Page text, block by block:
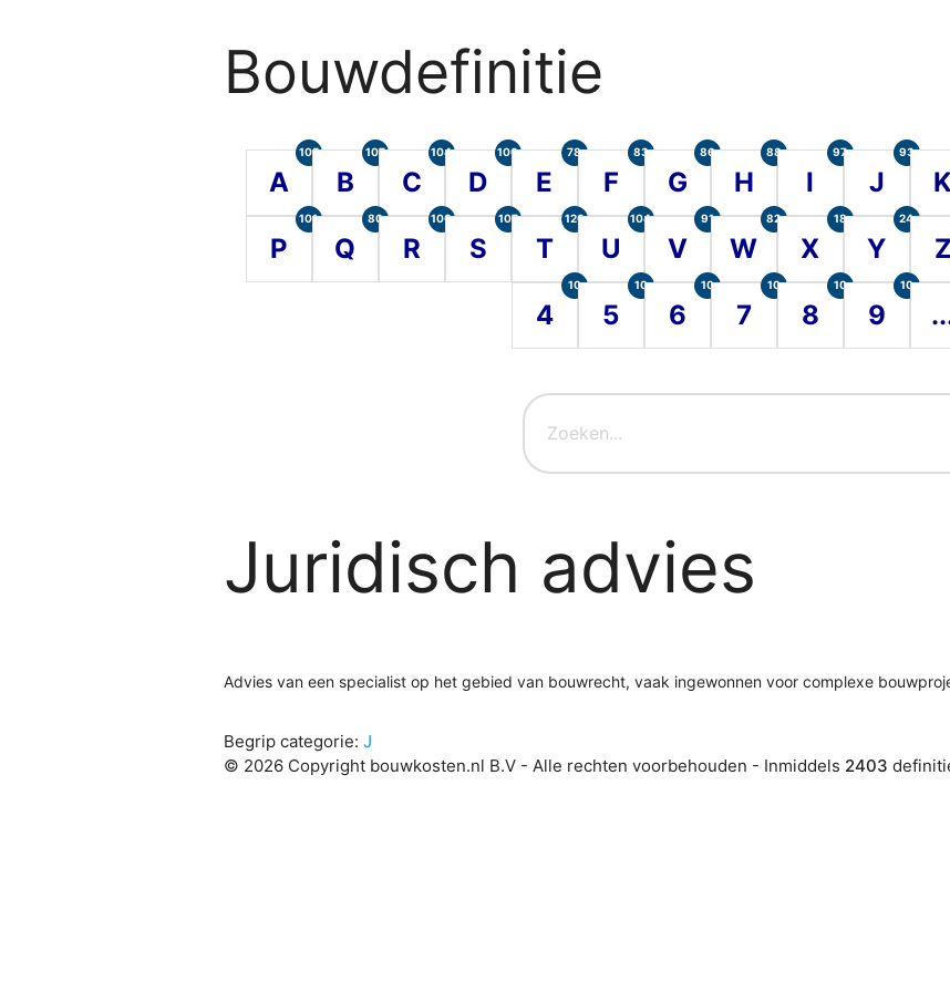
Bouwdefinitie
A
105
B
107
C
104
D
100
E
78
F
83
G
86
H
88
I
97
J
93
K
P
101
Q
80
R
100
S
107
T
120
U
104
V
91
W
82
X
18
Y
24
Z
4
10
5
10
6
10
7
10
8
10
9
10
Juridisch advies
Advies van een specialist op het gebied van bouwrecht, vaak ingewonnen voor complexe
Begrip categorie: J
© 2026 Copyright bouwkosten.nl B.V - Alle rechten voorbehouden - Inmiddels 2403